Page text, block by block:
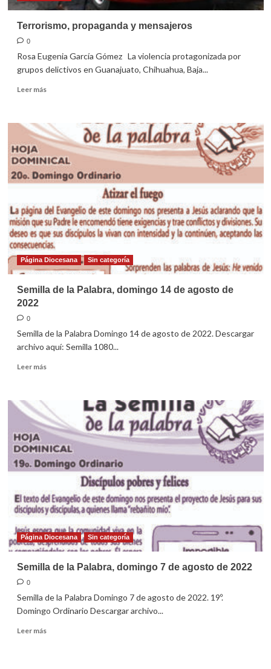
Terrorismo, propaganda y mensajeros
0
Rosa Eugenia García Gómez La violencia protagonizada por
grupos delictivos en Guanajuato, Chihuahua, Baja...
Leer másLeer
Terrorismo,
propaganda
y
mensajeros
Página Diocesana Sin categoría
Semilla de la Palabra, domingo 14 de agosto de
2022
0
Semilla de la Palabra Domingo 14 de agosto de 2022. Descargar
archivo aquí: Semilla 1080...
Leer másLeer
de
la
Palabra,
domingo
14
de
2022
Página Diocesana Sin categoría
Semilla de la Palabra, domingo 7 de agosto de 2022
0
Semilla de la Palabra Domingo 7 de agosto de 2022. 19º.
Domingo Ordinario Descargar archivo...
Leer másLeer